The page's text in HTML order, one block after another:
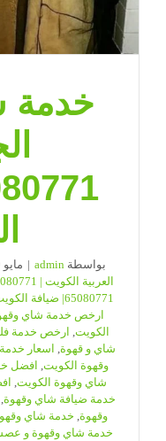
خدمة
بواسطة admin
| مايو 18th, 2019
العربية الكويت | 65080771|رائدون
65080771| ضيافة الكويت
ارخص خدمة شاي
الكويت ارخص خدمة
شاي و قهوة اسعار
وقهوة الكويت افضل
شاي وقهوة الكويت
خدمة ضيافة شاي وقهوة
وقهوة خدمة شاي
خدمة شاي وقهوة و